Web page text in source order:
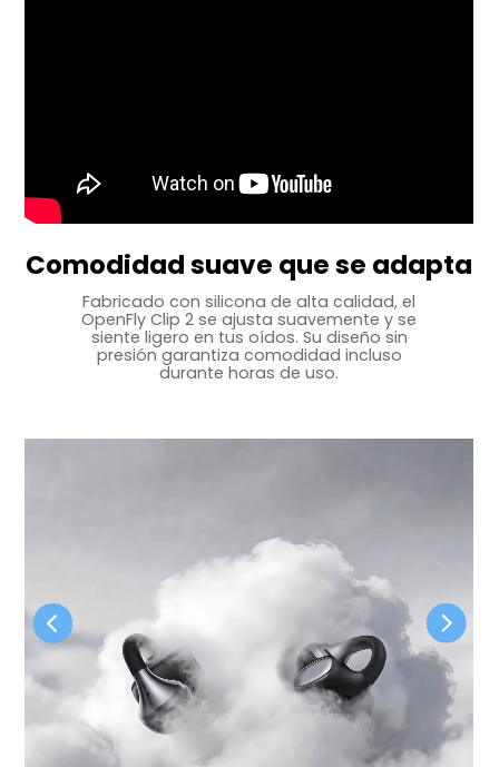
Comodidad suave que se adapta
Fabricado con silicona de alta calidad, el
OpenFly Clip 2 se ajusta suavemente y se
siente ligero en tus oídos. Su diseño sin
presión garantiza comodidad incluso
durante horas de uso.